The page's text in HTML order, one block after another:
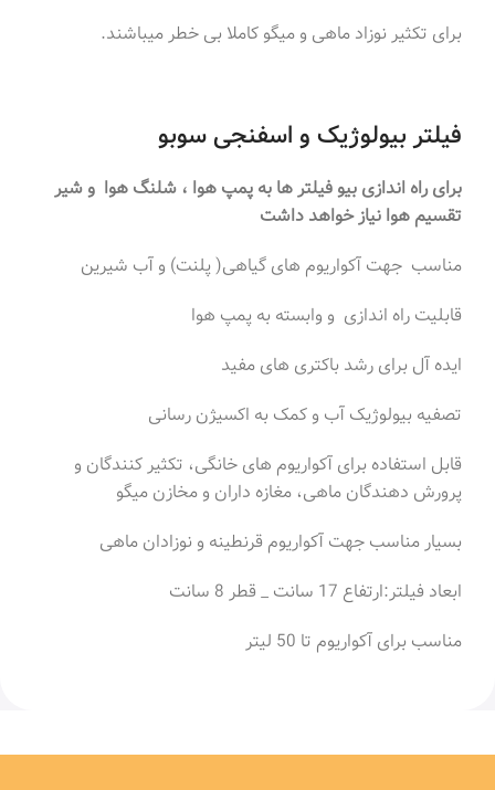
برای تکثیر نوزاد ماهی و میگو کاملا بی خطر میباشند.
فیلتر بیولوژیک و اسفنجی سوبو
برای راه اندازی بیو فیلتر ها به پمپ هوا ، شلنگ هوا و شیر
تقسیم هوا نیاز خواهد داشت
مناسب جهت آکواریوم های گیاهی( پلنت) و آب شیرین
قابلیت راه اندازی و وابسته به پمپ هوا
ایده آل برای رشد باکتری های مفید
تصفیه بیولوژیک آب و کمک به اکسیژن رسانی
قابل استفاده برای آکواریوم های خانگی، تکثیر کنندگان و
پرورش دهندگان ماهی، مغازه داران و مخازن میگو
بسیار مناسب جهت آکواریوم قرنطینه و نوزادان ماهی
ابعاد فیلتر:ارتفاع 17 سانت _ قطر 8 سانت
مناسب برای آکواریوم تا 50 لیتر